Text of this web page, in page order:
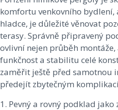
komfortu venkovního bydlení,
hladce, je důležité věnovat
terasy. Správně připravený
ovlivní nejen průběh
funkčnost a stabilitu celé
zaměřit ještě před samotnou
předejít zbytečným
1. Pevný a rovný podklad jako